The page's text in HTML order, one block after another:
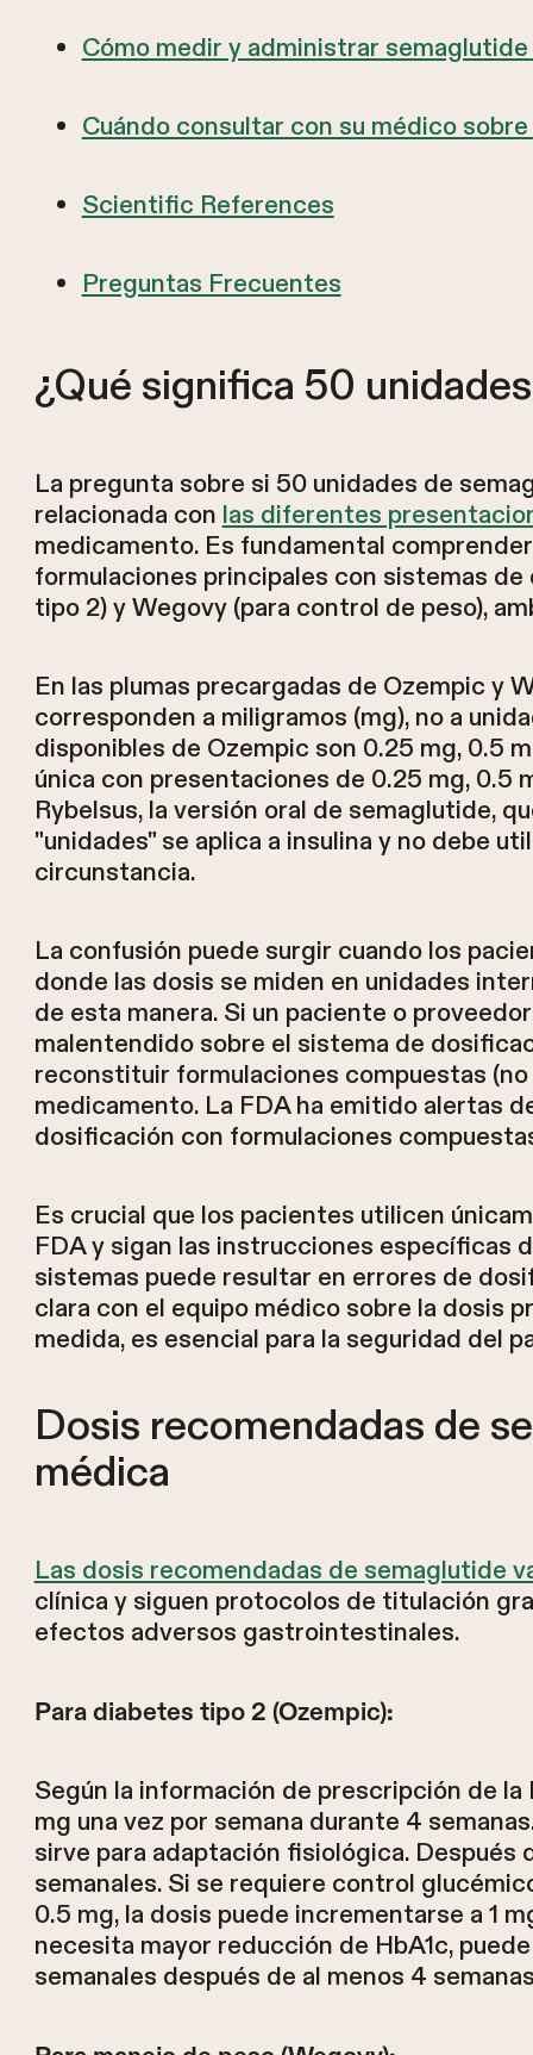
Cómo medir y administrar
Cuándo consultar con su médico
Scientific References
Preguntas Frecuentes
¿Qué significa 50
La pregunta sobre si 50 unidades de
relacionada con las diferentes
medicamento. Es fundamental
formulaciones principales con sistemas
tipo 2) y Wegovy (para control de peso),
En las plumas precargadas de Ozempic y
corresponden a miligramos (mg), no a
disponibles de Ozempic son 0.25 mg, 0.5
única con presentaciones de 0.25 mg, 0.5
Rybelsus, la versión oral de semaglutide,
"unidades" se aplica a insulina y no debe
circunstancia.
La confusión puede surgir cuando los
donde las dosis se miden en unidades
de esta manera. Si un paciente o
malentendido sobre el sistema de
reconstituir formulaciones compuestas
medicamento. La FDA ha emitido alertas
dosificación con formulaciones
Es crucial que los pacientes utilicen
FDA y sigan las instrucciones específicas
sistemas puede resultar en errores de
clara con el equipo médico sobre la dosis
medida, es esencial para la seguridad del
Dosis recomendadas de
médica
Las dosis recomendadas de semaglutide
clínica y siguen protocolos de titulación
efectos adversos gastrointestinales.
Para diabetes tipo 2 (Ozempic):
Según la información de prescripción de
mg una vez por semana durante 4
sirve para adaptación fisiológica. Después
semanales. Si se requiere control
0.5 mg, la dosis puede incrementarse a 1
necesita mayor reducción de HbA1c,
semanales después de al menos 4